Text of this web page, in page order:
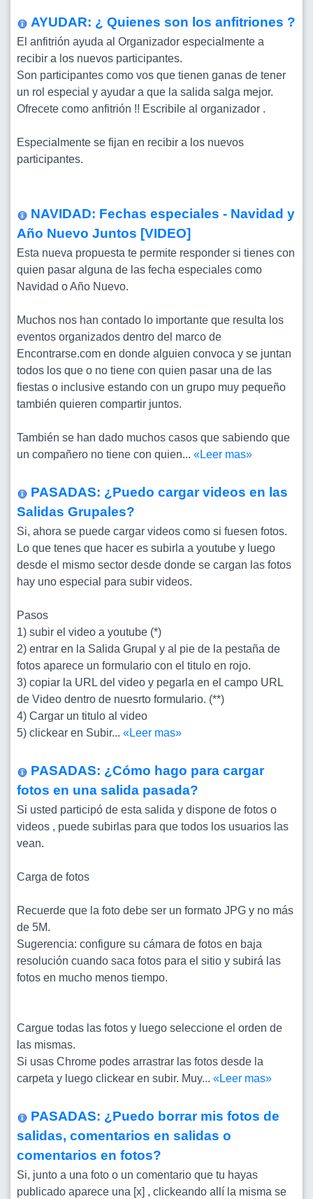
AYUDAR: ¿ Quienes son los anfitriones ?
El anfitrión ayuda al Organizador especialmente a
recibir a los nuevos participantes.
Son participantes como vos que tienen ganas de tener
un rol especial y ayudar a que la salida salga mejor.
Ofrecete como anfitrión !! Escribile al organizador .
Especialmente se fijan en recibir a los nuevos
participantes.
NAVIDAD: Fechas especiales - Navidad y
Año Nuevo Juntos [VIDEO]
Esta nueva propuesta te permite responder si tienes con
quien pasar alguna de las fecha especiales como
Navidad o Año Nuevo.
Muchos nos han contado lo importante que resulta los
eventos organizados dentro del marco de
Encontrarse.com en donde alguien convoca y se juntan
todos los que o no tiene con quien pasar una de las
fiestas o inclusive estando con un grupo muy pequeño
también quieren compartir juntos.
También se han dado muchos casos que sabiendo que
un compañero no tiene con quien... «Leer mas»
PASADAS: ¿Puedo cargar videos en las
Salidas Grupales?
Si, ahora se puede cargar videos como si fuesen fotos.
Lo que tenes que hacer es subirla a youtube y luego
desde el mismo sector desde donde se cargan las fotos
hay uno especial para subir videos.
Pasos
1) subir el video a youtube (*)
2) entrar en la Salida Grupal y al pie de la pestaña de
fotos aparece un formulario con el titulo en rojo.
3) copiar la URL del video y pegarla en el campo URL
de Video dentro de nuesrto formulario. (**)
4) Cargar un titulo al video
5) clickear en Subir... «Leer mas»
PASADAS: ¿Cómo hago para cargar
fotos en una salida pasada?
Si usted participó de esta salida y dispone de fotos o
videos , puede subirlas para que todos los usuarios las
vean.
Carga de fotos
Recuerde que la foto debe ser un formato JPG y no más
de 5M.
Sugerencia: configure su cámara de fotos en baja
resolución cuando saca fotos para el sitio y subirá las
fotos en mucho menos tiempo.
Cargue todas las fotos y luego seleccione el orden de
las mismas.
Si usas Chrome podes arrastrar las fotos desde la
carpeta y luego clickear en subir. Muy... «Leer mas»
PASADAS: ¿Puedo borrar mis fotos de
salidas, comentarios en salidas o
comentarios en fotos?
Si, junto a una foto o un comentario que tu hayas
publicado aparece una [x] , clickeando allí la misma se